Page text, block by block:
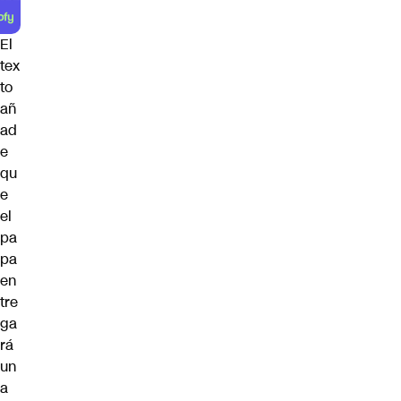
El
tex
to
añ
ad
e
qu
e
el
pa
pa
en
tre
ga
rá
un
a